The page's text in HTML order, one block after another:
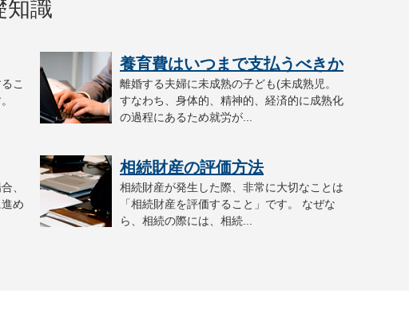
知識
こ
養育費はいつまで支払うべきか
離婚する夫婦に未成熟の子ども(未成熟児。
すなわち、身体的、精神的、経済的に成熟化
の過程にあるため就労が...
、
め
相続財産の評価方法
相続財産が発生した際、非常に大切なことは
「相続財産を評価すること」です。 なぜな
ら、相続の際には、相続...